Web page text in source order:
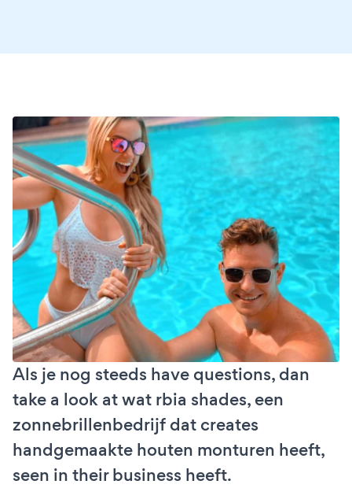
Als je nog steeds have questions, dan
take a look at wat rbia shades, een
zonnebrillenbedrijf dat creates
handgemaakte houten monturen heeft,
seen in their business heeft.